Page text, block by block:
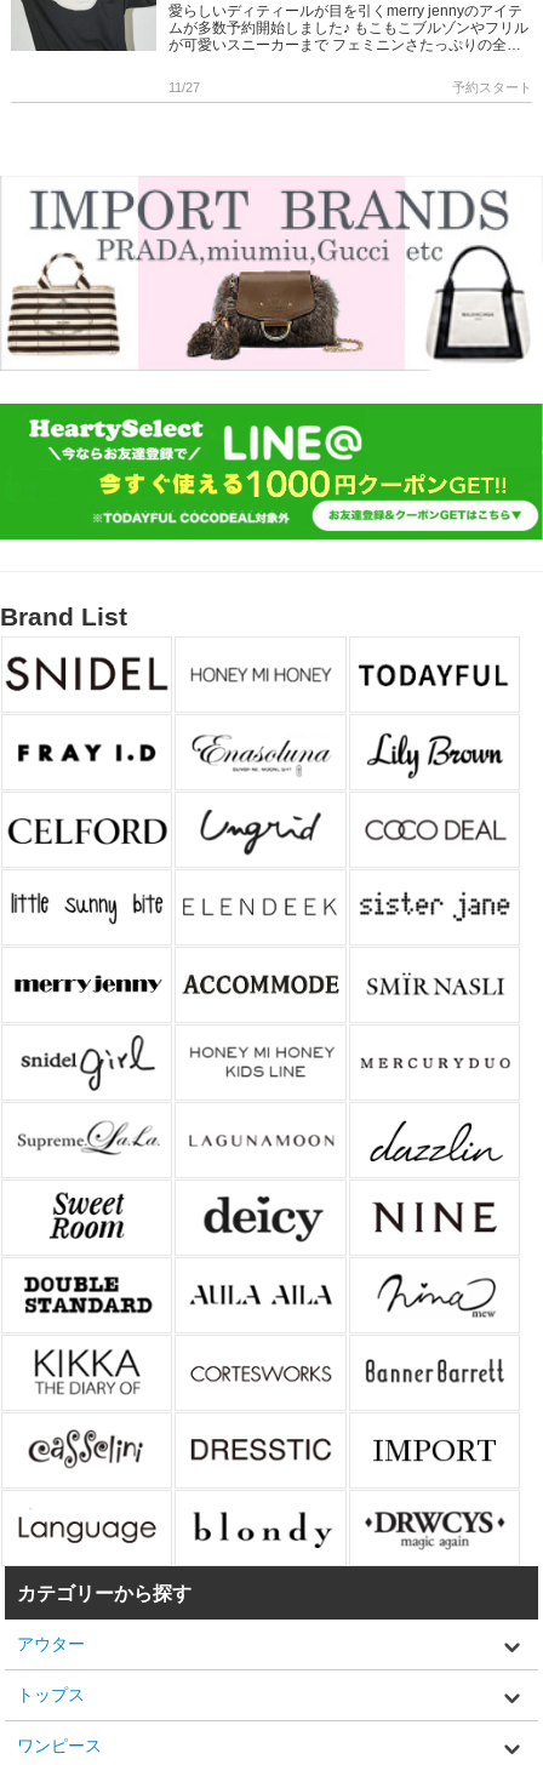
愛らしいディティールが目を引くmerry jennyのアイテ
ムが多数予約開始しました♪ もこもこブルゾンやフリル
が可愛いスニーカーまで フェミニンさたっぷりの全身
ティペ […]
11/27 予約スタート
Brand List
カテゴリーから探す
アウター
トップス
ワンピース